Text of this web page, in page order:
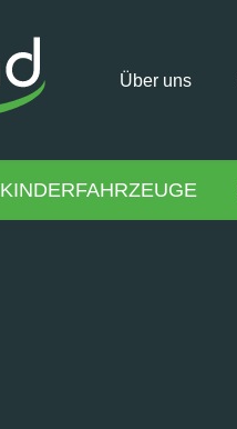
Über uns
KINDERFAHRZEUGE